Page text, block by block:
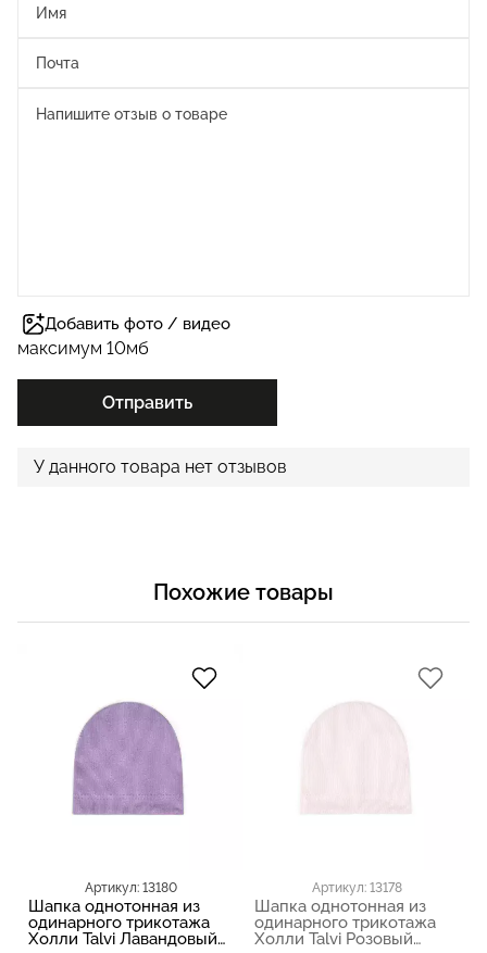
Добавить фото / видео
максимум 10мб
Отправить
У данного товара нет отзывов
Похожие товары
Артикул: 13180
Шапка однотонная из
одинарного трикотажа
Холли Talvi Лавандовый
Артикул: 13178
Шапка однотонная из
одинарного трикотажа
Холли Talvi Розовый